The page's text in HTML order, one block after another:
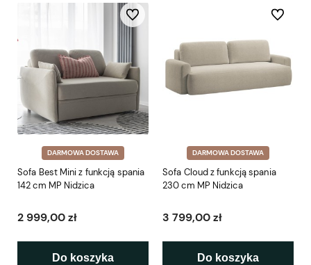
DARMOWA DOSTAWA
Sofa Best Mini z funkcją spania
142 cm MP Nidzica
2 999,00 zł
Do koszyka
Do ulubionych
DARMOWA DOSTAWA
Sofa Cloud z funkcją spania
230 cm MP Nidzica
3 799,00 zł
Do koszyka
Do